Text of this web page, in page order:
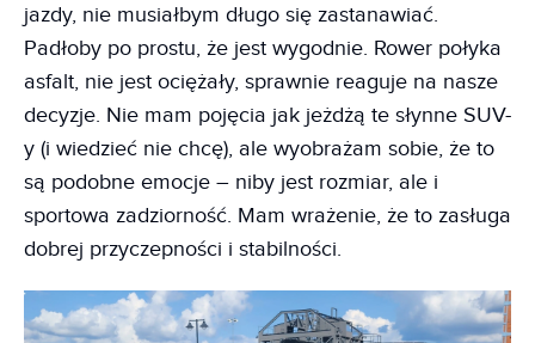
jazdy, nie musiałbym długo się zastanawiać.
Padłoby po prostu, że jest wygodnie. Rower połyka
asfalt, nie jest ociężały, sprawnie reaguje na nasze
decyzje. Nie mam pojęcia jak jeżdżą te słynne SUV-
y (i wiedzieć nie chcę), ale wyobrażam sobie, że to
są podobne emocje – niby jest rozmiar, ale i
sportowa zadziorność. Mam wrażenie, że to zasługa
dobrej przyczepności i stabilności.